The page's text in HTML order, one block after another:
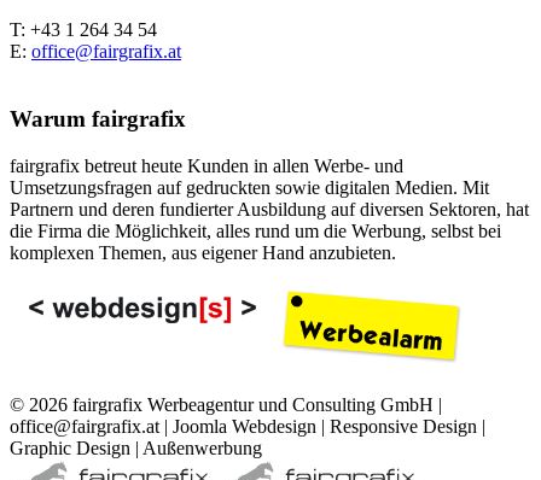
T: +43 1 264 34 54
E: office@fairgrafix.at
Warum fairgrafix
fairgrafix betreut heute Kunden in allen Werbe- und
Umsetzungsfragen auf gedruckten sowie digitalen Medien. Mit
Partnern und deren fundierter Ausbildung auf diversen Sektoren, hat
die Firma die Möglichkeit, alles rund um die Werbung, selbst bei
komplexen Themen, aus eigener Hand anzubieten.
© 2026 fairgrafix Werbeagentur und Consulting GmbH |
office@fairgrafix.at | Joomla Webdesign | Responsive Design |
Graphic Design | Außenwerbung